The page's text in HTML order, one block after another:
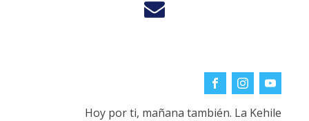
Hoy por ti, mañana también. La Kehile